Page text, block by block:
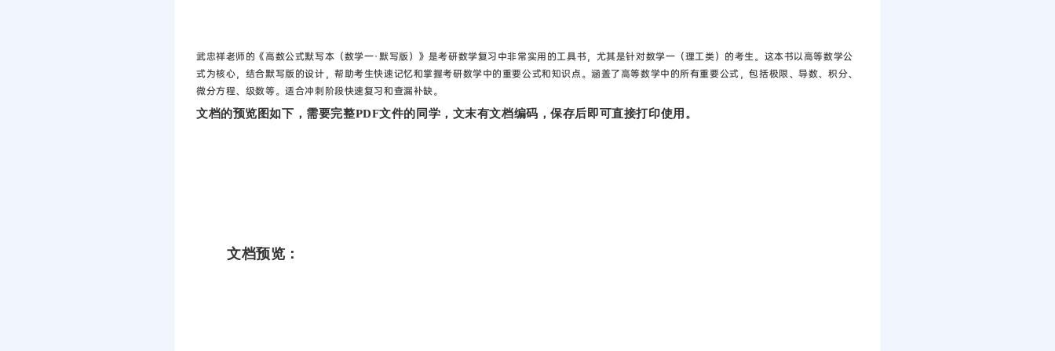
武忠祥老师的《高数公式默写本（数学一·默写版）》是考研数学复习中非常实用的工具书，尤其是针对数学一（理工类）的考生。这本书以高等数学公
式为核心，结合默写版的设计，帮助考生快速记忆和掌握考研数学中的重要公式和知识点。涵盖了高等数学中的所有重要公式，包括极限、导数、积分、
微分方程、级数等。适合冲刺阶段快速复习和查漏补缺。
文档的预览图如下，需要完整PDF文件的同学，文末有文档编码，保存后即可直接打印使用。
文档预览：